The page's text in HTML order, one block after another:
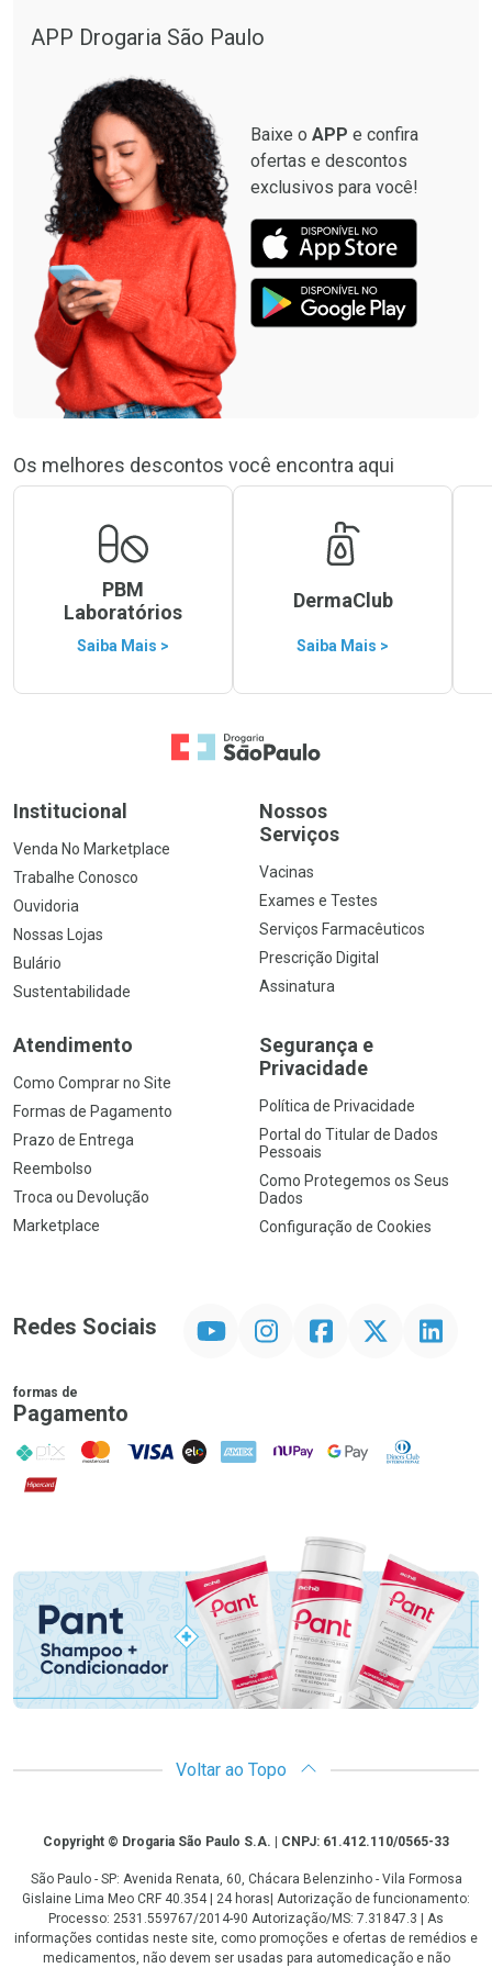
APP Drogaria São Paulo
Baixe o APP e confira
ofertas e descontos
exclusivos para você!
Os melhores descontos você encontra aqui
PBM
Laboratórios
Saiba Mais >
DermaClub
Saiba Mais >
Ir para a Home
Institucional
Venda No Marketplace
Trabalhe Conosco
Ouvidoria
Nossas Lojas
Bulário
Sustentabilidade
Nossos
Serviços
Vacinas
Exames e Testes
Serviços Farmacêuticos
Prescrição Digital
Assinatura
Atendimento
Como Comprar no Site
Formas de Pagamento
Prazo de Entrega
Reembolso
Troca ou Devolução
Marketplace
Segurança e
Privacidade
Política de Privacidade
Portal do Titular de Dados
Pessoais
Como Protegemos os Seus
Dados
Configuração de Cookies
Redes Sociais InstagramFacebookTwitter Linkedin
formas de
Pagamento
PIX MasterCard
VISA ELO AMEX NuPay Google PayDiners Club
Hipercard
Promoção em Destaque
Voltar ao Topo
CopyrightCopyright © Drogaria São Paulo S.A. | CNPJ: 61.412.110/0565-33
São Paulo - SP: Avenida Renata, 60, Chácara Belenzinho - Vila Formosa
Gislaine Lima Meo CRF 40.354 | 24 horas| Autorização de funcionamento:
Processo: 2531.559767/2014-90 Autorização/MS: 7.31847.3 | As
informações contidas neste site, como promoções e ofertas de remédios e
medicamentos, não devem ser usadas para automedicação e não